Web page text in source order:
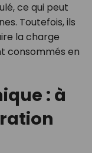
ce qui peut
Toutefois, ils
la charge
consommés en
: à